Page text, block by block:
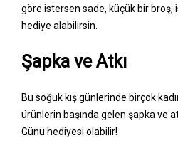
göre istersen sade, küçük bir broş,
hediye alabilirsin.
Şapka ve Atkı
Bu soğuk kış günlerinde birçok
ürünlerin başında gelen şapka ve
Günü hediyesi olabilir!